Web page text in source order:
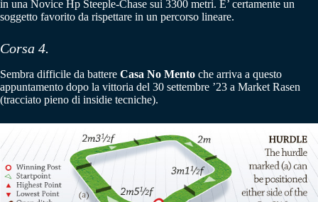
in una Novice Hp Steeple-Chase sui 3300 metri. E’ certamente un
soggetto favorito da rispettare in un percorso lineare.
Corsa 4.
Sembra difficile da battere Casa No Mento che arriva a questo
appuntamento dopo la vittoria del 30 settembre ’23 a Market Rasen
(tracciato pieno di insidie tecniche).